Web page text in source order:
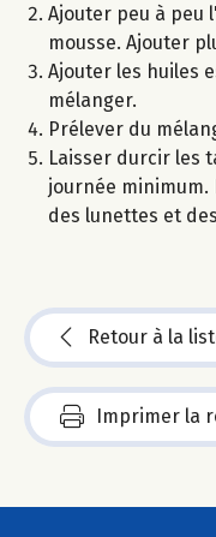
Ajouter peu à peu
mousse. Ajouter
Ajouter les huiles
mélanger.
Prélever du
Laisser durcir les
journée minimum.
des lunettes et
Retour à la
Imprimer la